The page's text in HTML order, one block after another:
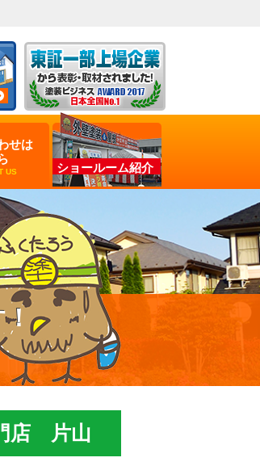
せは
US ショールーム紹介
！
店 片山